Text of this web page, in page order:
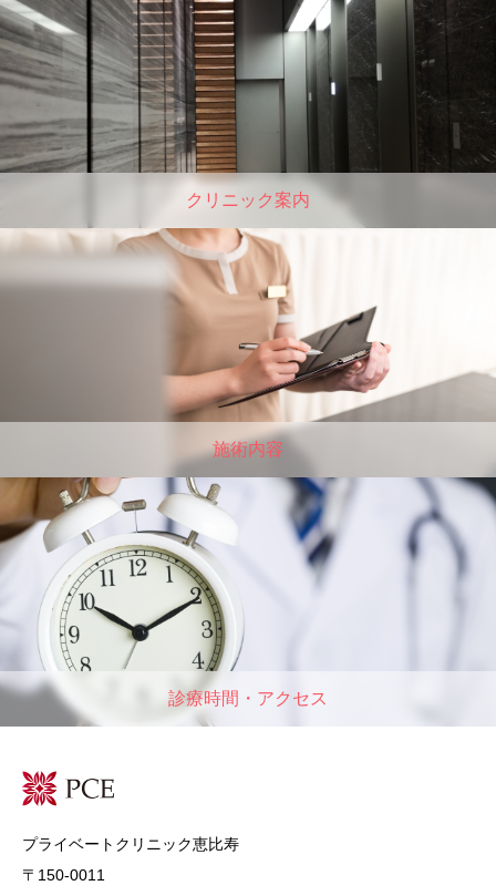
クリニック案内
施術内容
診療時間・アクセス
プライベートクリニック恵比寿
〒150-0011